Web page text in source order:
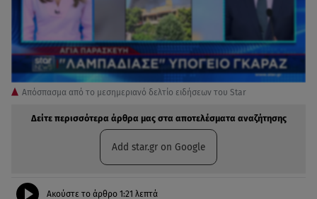
Απόσπασμα από το μεσημεριανό δελτίο ειδήσεων του Star
Δείτε περισσότερα άρθρα μας στα αποτελέσματα αναζήτησης
Add star.gr on Google
Ακούστε το άρθρο 1:21 λεπτά